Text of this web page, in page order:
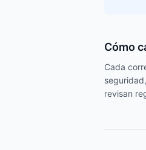
Cómo
Cada
revisan